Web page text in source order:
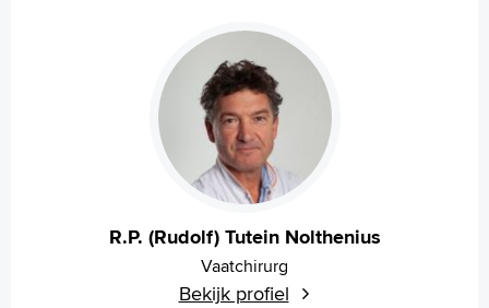
R.P. (Rudolf) Tutein Nolthenius
Vaatchirurg
Bekijk profiel